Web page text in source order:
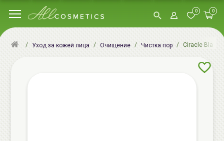
0 0
Уход за кожей лица Очищение Чистка пор Ciracle